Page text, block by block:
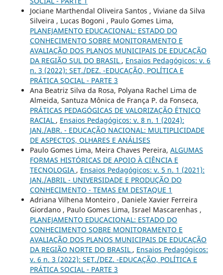
Jociane Marthendal Oliveira Santos , Viviane da Silva
Silveira , Lucas Bogoni , Paulo Gomes Lima,
PLANEJAMENTO EDUCACIONAL: ESTADO DO
CONHECIMENTO SOBRE MONITORAMENTO E
AVALIAÇÃO DOS PLANOS MUNICIPAIS DE EDUCAÇÃO
DA REGIÃO SUL DO BRASIL , Ensaios Pedagógicos: v. 6
n. 3 (2022): SET./DEZ. -EDUCAÇÃO, POLÍTICA E
PRÁTICA SOCIAL - PARTE 3
Ana Beatriz Silva da Rosa, Polyana Rachel Lima de
Almeida, Santuza Mônica de França P. da Fonseca,
PRÁTICAS PEDAGÓGICAS DE VALORIZAÇÃO ÉTNICO
RACIAL , Ensaios Pedagógicos: v. 8 n. 1 (2024):
JAN./ABR. - EDUCAÇÃO NACIONAL: MULTIPLICIDADE
DE ASPECTOS, OLHARES E ANÁLISES
Paulo Gomes Lima, Meira Chaves Pereira, ALGUMAS
FORMAS HISTÓRICAS DE APOIO À CIÊNCIA E
TECNOLOGIA , Ensaios Pedagógicos: v. 5 n. 1 (2021):
JAN./ABRIL - UNIVERSIDADE E PRODUÇÃO DO
CONHECIMENTO - TEMAS EM DESTAQUE 1
Adriana Vilhena Monteiro , Daniele Xavier Ferreira
Giordano , Paulo Gomes Lima, Israel Mascarenhas ,
PLANEJAMENTO EDUCACIONAL: ESTADO DO
CONHECIMENTO SOBRE MONITORAMENTO E
AVALIAÇÃO DOS PLANOS MUNICIPAIS DE EDUCAÇÃO
DA REGIÃO NORTE DO BRASIL , Ensaios Pedagógicos:
v. 6 n. 3 (2022): SET./DEZ. -EDUCAÇÃO, POLÍTICA E
PRÁTICA SOCIAL - PARTE 3